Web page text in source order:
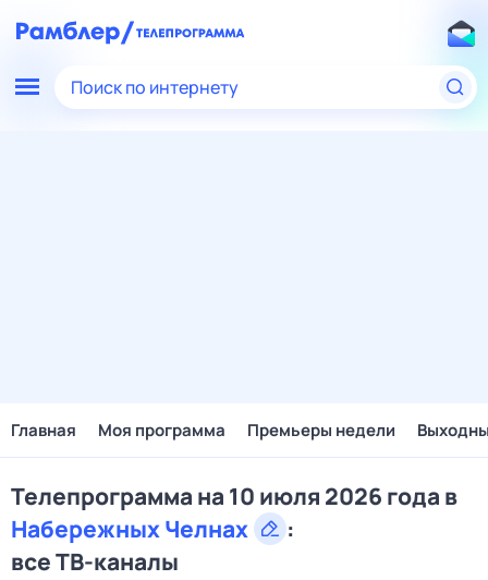
Поиск по интернету
Главная Моя программа Премьеры недели
Телепрограмма на 10 июля 2026 года в
Набережных Челнах
:
все ТВ-каналы